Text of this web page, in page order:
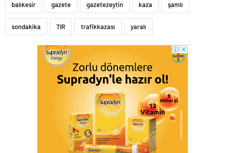
balıkesir gazete gazetezeytin kaza şamlı
sondakika TIR trafikkazası yaralı